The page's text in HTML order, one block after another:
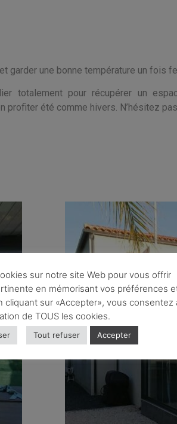
garder une bonne température un fois
totalement pour récupérer un
été comme hivers. N’hésitez
sur notre site Web pour vous offrir
en mémorisant vos préférences
cliquant sur «Accepter», vous consentez
de TOUS les cookies.
Tout refuser Accepter